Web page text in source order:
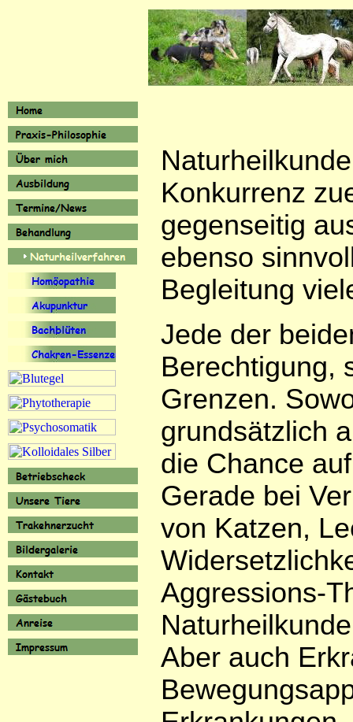
Konkurrenz
gegenseitig
ebenso
Begleitung
Jede der
Berechtigung,
Grenzen.
grundsätzlich
die Chance
Gerade bei
von Katzen,
Aggressions-
Aber auch